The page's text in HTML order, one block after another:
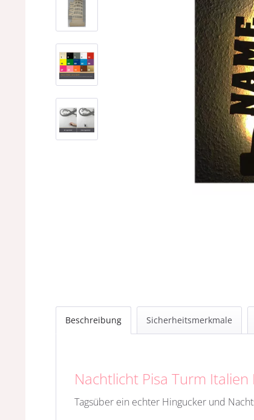
Beschreibung Sicherheitsmerkmale
Nachtlicht Pisa Turm
Tagsüber ein echter Hingucker und